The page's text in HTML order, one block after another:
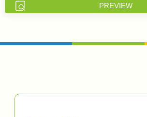
Transparencia
Participa
PREVIEW